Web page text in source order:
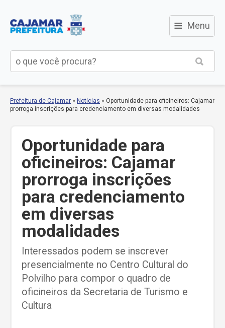
≡ Menu
Prefeitura de Cajamar » Notícias » Oportunidade para oficineiros: Cajamar
prorroga inscrições para credenciamento em diversas modalidades
Oportunidade para
oficineiros: Cajamar
prorroga inscrições
para credenciamento
em diversas
modalidades
Interessados podem se inscrever
presencialmente no Centro Cultural do
Polvilho para compor o quadro de
oficineiros da Secretaria de Turismo e
Cultura